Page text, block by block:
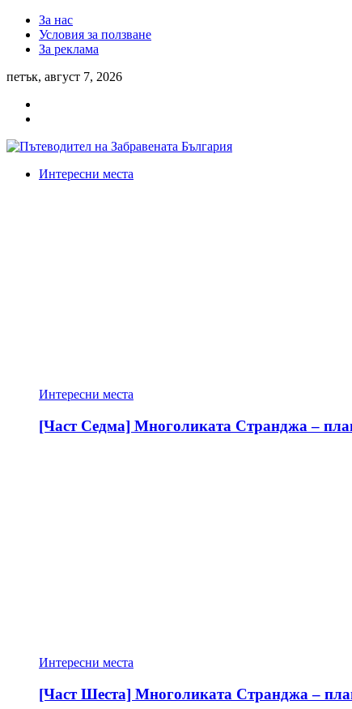
За нас
Условия за ползване
За реклама
петък, август 7, 2026
Интересни места
Интересни места
[Част Седма] Многоликата Странджа –
Интересни места
[Част Шеста] Многоликата Странджа –